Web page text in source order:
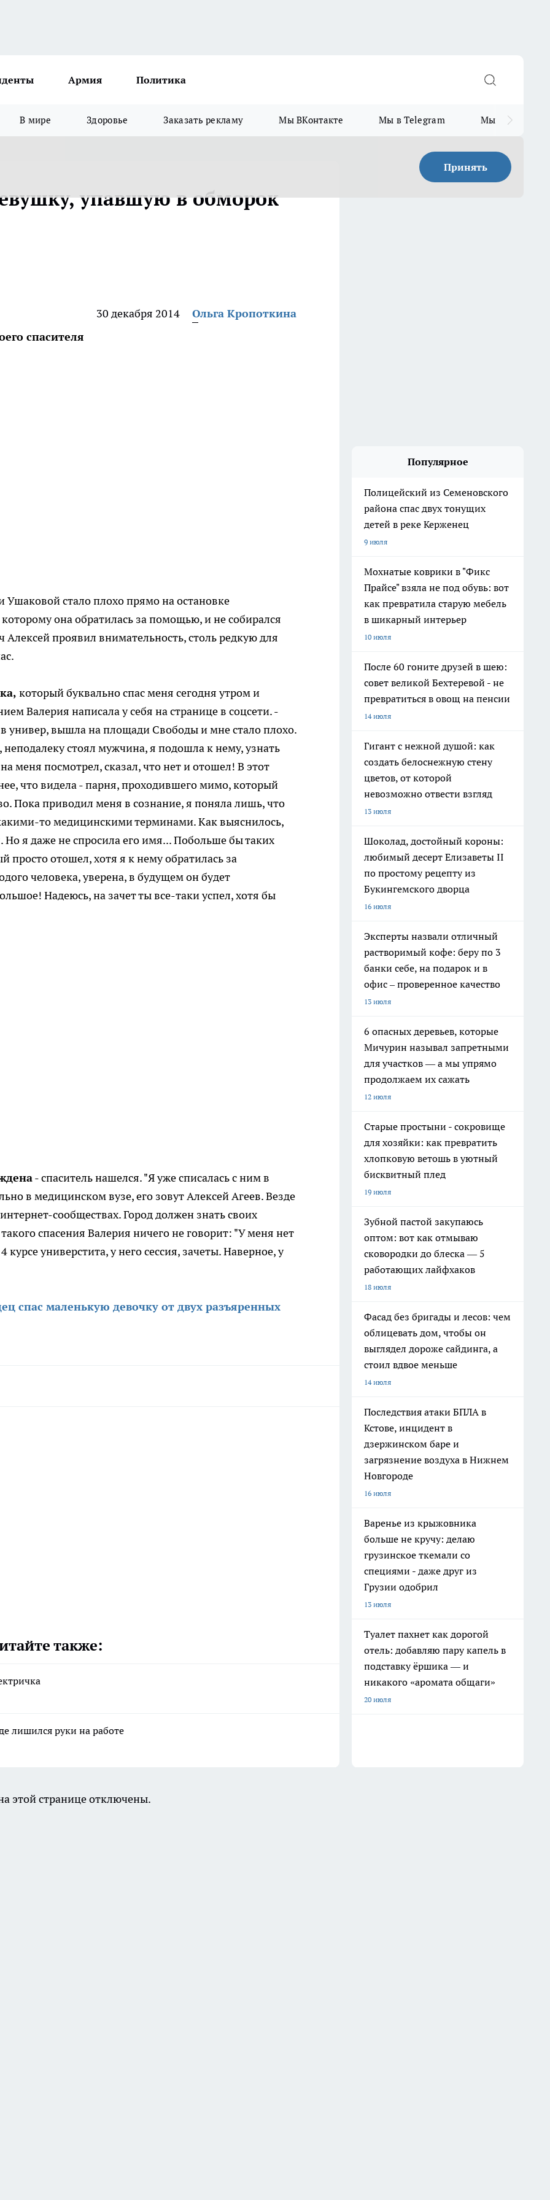
Армия Политика
В мире Здоровье Заказать рекламу Мы ВКонтакте Мы в Telegram Мы в MAX
Принять
упавшую в обморок
30 декабря 2014
Ольга Кропоткина
спасителя
Ушаковой стало плохо прямо на остановке
она обратилась за помощью, и не собирался
проявил внимательность, столь редкую для
который буквально спас меня сегодня утром и
Валерия написала у себя на странице в соцсети. -
универ, вышла на площади Свободы и мне стало плохо.
стоял мужчина, я подошла к нему, узнать
меня посмотрел, сказал, что нет и отошел! В этот
что видела - парня, проходившего мимо, который
Пока приводил меня в сознание, я поняла лишь, что
то медицинскими терминами. Как выяснилось,
Но я даже не спросила его имя... Побольше бы таких
просто отошел, хотя я к нему обратилась за
человека, уверена, в будущем он будет
Надеюсь, на зачет ты все-таки успел, хотя бы
- спаситель нашелся. "Я уже списалась с ним в
в медицинском вузе, его зовут Алексей Агеев. Везде
сообществах. Город должен знать своих
спасения Валерия ничего не говорит: "У меня нет
универстита, у него сессия, зачеты. Наверное, у
спас маленькую девочку от двух разъяренных
также:
лишился руки на работе
Популярное
Полицейский из Семеновского
района спас двух тонущих
детей в реке Керженец
9 июля
Мохнатые коврики в "Фикс
Прайсе" взяла не под обувь: вот
как превратила старую мебель
в шикарный интерьер
10 июля
После 60 гоните друзей в шею:
совет великой Бехтеревой - не
превратиться в овощ на пенсии
14 июля
Гигант с нежной душой: как
создать белоснежную стену
цветов, от которой
невозможно отвести взгляд
13 июля
Шоколад, достойный короны:
любимый десерт Елизаветы II
по простому рецепту из
Букингемского дворца
16 июля
Эксперты назвали отличный
растворимый кофе: беру по 3
банки себе, на подарок и в
офис – проверенное качество
13 июля
6 опасных деревьев, которые
Мичурин называл запретными
для участков — а мы упрямо
продолжаем их сажать
12 июля
Старые простыни - сокровище
для хозяйки: как превратить
хлопковую ветошь в уютный
бисквитный плед
19 июля
Зубной пастой закупаюсь
оптом: вот как отмываю
сковородки до блеска — 5
работающих лайфхаков
18 июля
Фасад без бригады и лесов: чем
облицевать дом, чтобы он
выглядел дороже сайдинга, а
стоил вдвое меньше
14 июля
Последствия атаки БПЛА в
Кстове, инцидент в
дзержинском баре и
загрязнение воздуха в Нижнем
Новгороде
16 июля
Варенье из крыжовника
больше не кручу: делаю
грузинское ткемали со
специями - даже друг из
Грузии одобрил
13 июля
Туалет пахнет как дорогой
отель: добавляю пару капель в
подставку ёршика — и
никакого «аромата общаги»
20 июля
этой странице отключены.